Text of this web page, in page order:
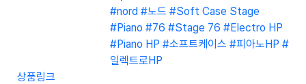
#nord #노드 #Soft Case Stage
#Piano #76 #Stage 76 #Electro HP
#Piano HP #소프트케이스 #피아노HP #
일렉트로HP
상품링크